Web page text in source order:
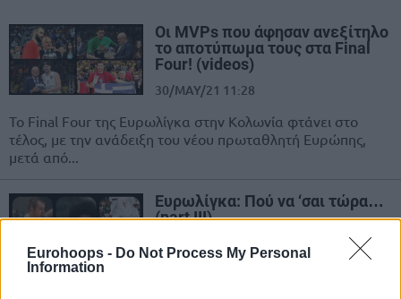
Eurohoops - Do Not Process My Personal
Information
Οι MVPs που άφησαν ανεξίτηλο
το αποτύπωμα τους στα Final
Four! (videos)
30/MAY/21 11:28
Το Final Four της Ευρωλίγκα στην Κολωνία φτάνει στο
τέλος, με την ανάδειξη του νέου πρωταθλητή Ευρώπης,
μετά από...
Ευρωλίγκα: Πού να ‘σαι τώρα…
(part III)
11/MAY/20 16:08